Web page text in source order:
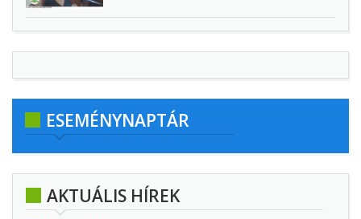
ESEMÉNYNAPTÁR
AKTUÁLIS HÍREK